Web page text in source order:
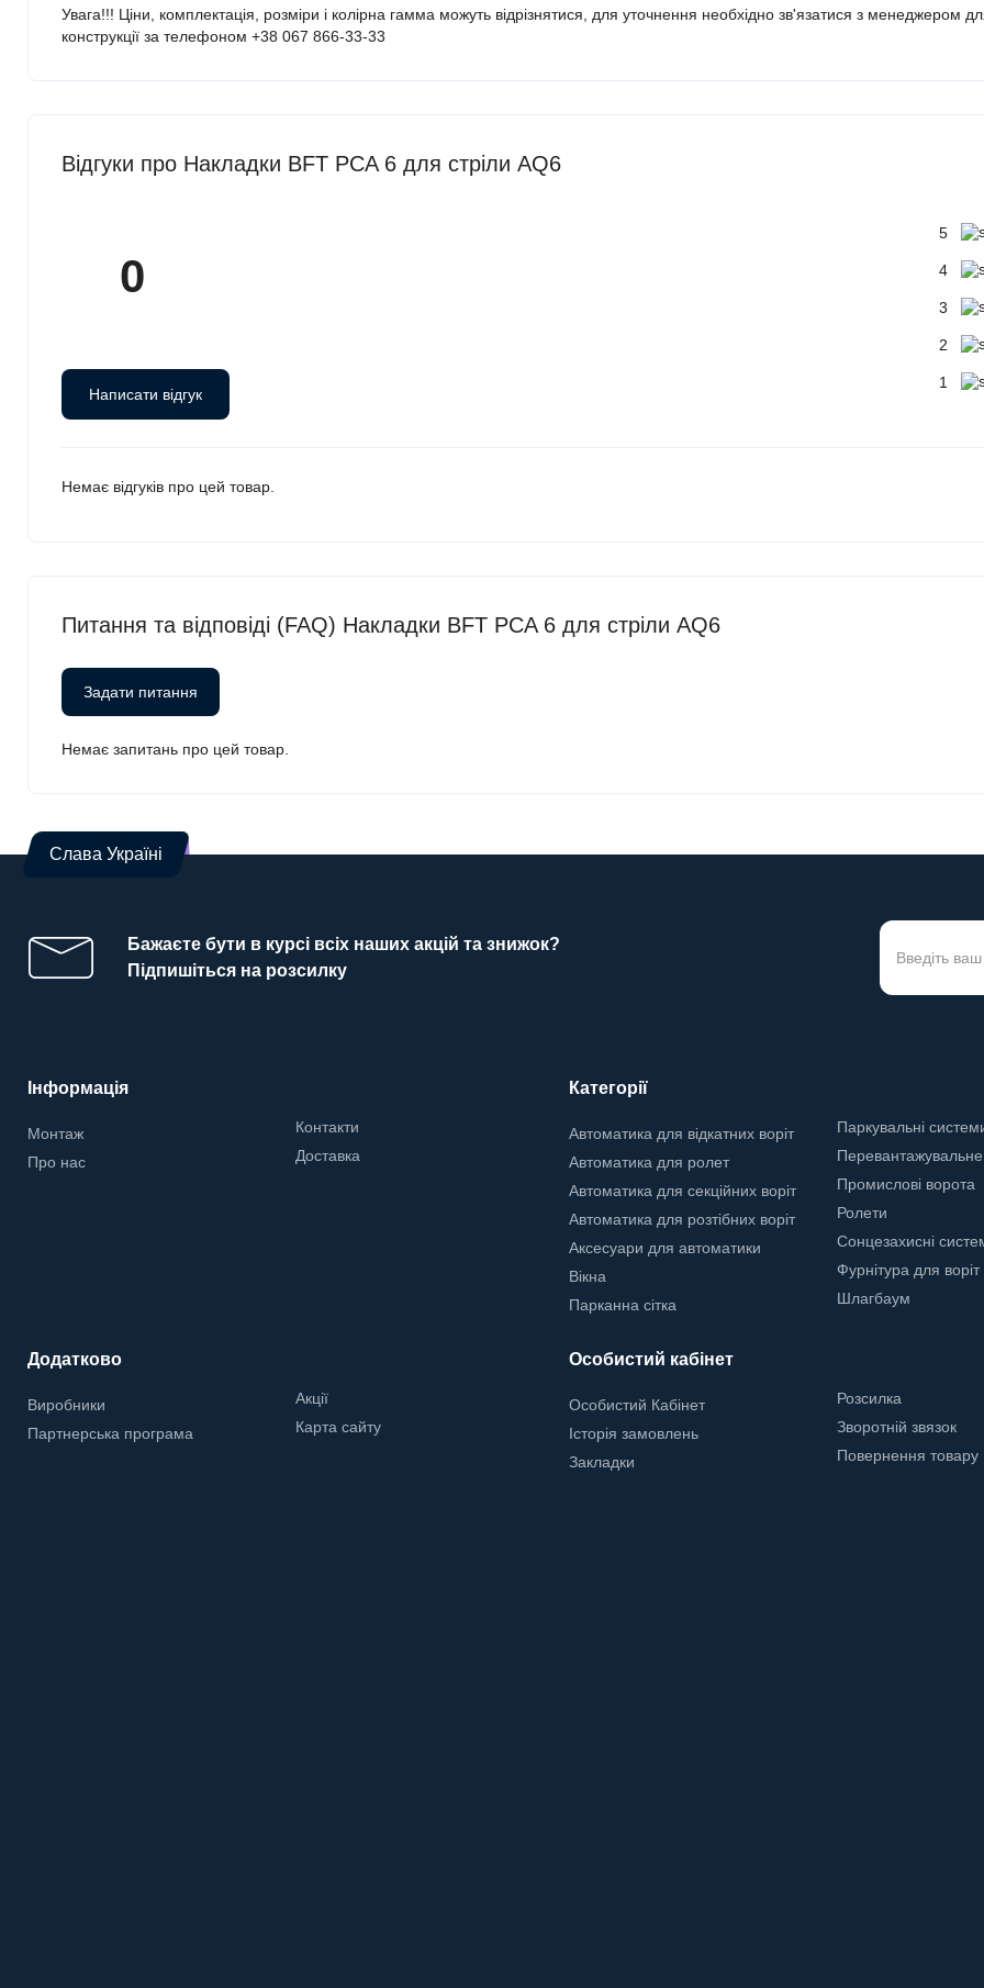
Увага!!! Ціни, комплектація, розміри і колірна гамма можуть відрізнятися, для уточнення необхідно зв'язатися з менеджером
конструкції за телефоном +38 067 866-33-33
Відгуки про Накладки BFT PCA 6 для стріли AQ6
0
Написати відгук
5
4
3
2
1
Немає відгуків про цей товар.
Питання та відповіді (FAQ) Накладки BFT PCA 6 для стріли AQ6
Задати питання
Немає запитань про цей товар.
Слава Україні
Бажаєте бути в курсі всіх наших акцій та знижок?
Підпишіться на розсилку
Інформація
Монтаж
Про нас
Контакти
Доставка
Категорії
Автоматика для відкатних воріт
Автоматика для ролет
Автоматика для секційних воріт
Автоматика для розтібних воріт
Аксесуари для автоматики
Вікна
Парканна сітка
Паркувальні
Промислові ворота
Ролети
Сонцезахисні
Фурнітура для воріт
Шлагбаум
Додатково
Виробники
Партнерська програма
Акції
Карта сайту
Особистий кабінет
Особистий Кабінет
Історія замовлень
Закладки
Розсилка
Зворотній звязок
Повернення товару